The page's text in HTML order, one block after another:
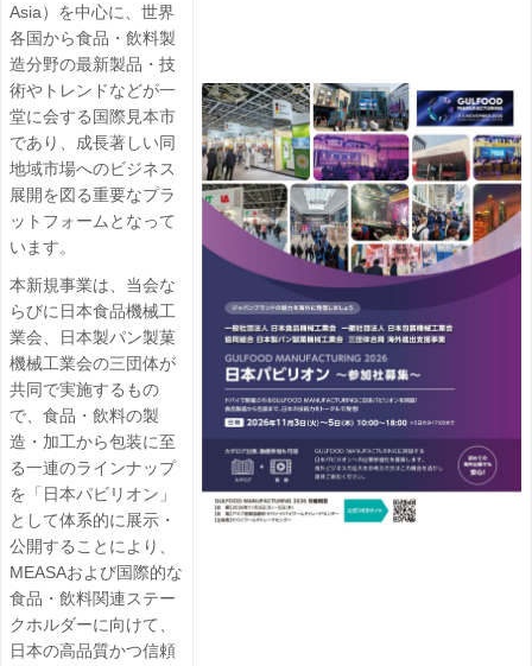
Asia）を中心に、世界
各国から食品・飲料製
造分野の最新製品・技
術やトレンドなどが一
堂に会する国際見本市
であり、成長著しい同
地域市場へのビジネス
展開を図る重要なプラ
ットフォームとなって
います。
本新規事業は、当会な
らびに日本食品機械工
業会、日本製パン製菓
機械工業会の三団体が
共同で実施するもの
で、食品・飲料の製
造・加工から包装に至
る一連のラインナップ
を「日本パビリオン」
として体系的に展示・
公開することにより、
MEASAおよび国際的な
食品・飲料関連ステー
クホルダーに向けて、
日本の高品質かつ信頼